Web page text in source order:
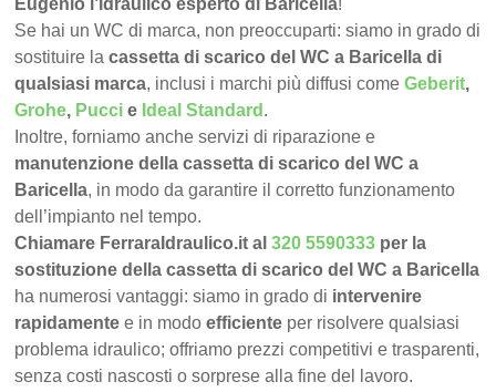
Eugenio l’idraulico esperto di Baricella!
Se hai un WC di marca, non preoccuparti: siamo in grado di
sostituire lacassetta di scarico del WC a Baricella di
qualsiasi marca, inclusi i marchi più diffusi comeGeberit,
Grohe, Pucci e Ideal Standard .
Inoltre, forniamo anche servizi di riparazione e
manutenzione della cassetta di scarico del WC a
Baricella, in modo da garantire il corretto funzionamento
dell’impianto nel tempo.
Chiamare FerraraIdraulico.it al320 5590333 per la
sostituzione della cassetta di scarico del WC a Baricella
ha numerosi vantaggi: siamo in grado di intervenire
rapidamente e in modoefficiente per risolvere qualsiasi
problema idraulico; offriamo prezzi competitivi e trasparenti,
senza costi nascosti o sorprese alla fine del lavoro.